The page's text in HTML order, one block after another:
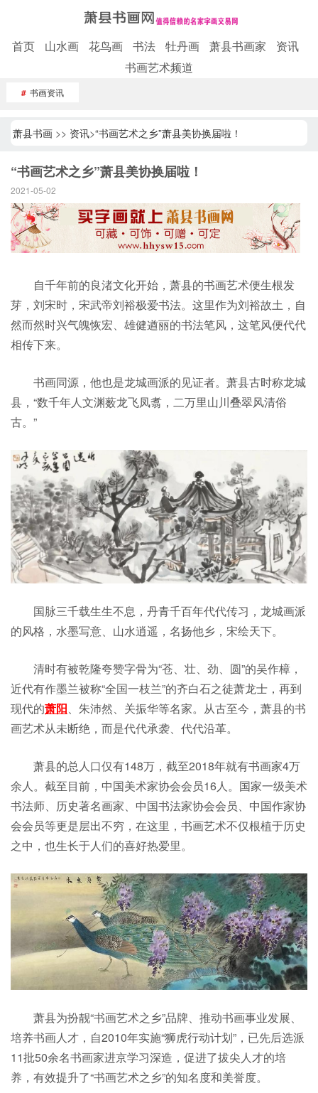
首页 山水画 花鸟画 书法 牡丹画 萧县书画家
资讯
书画艺术频道
# 书画资讯
萧县书画>> 资讯>“书画艺术之乡”萧县美协换届啦！
“书画艺术之乡”萧县美协换届啦！
2021-05-02
自千年前的良渚文化开始，萧县的书画艺术便生根发
芽，刘宋时，宋武帝刘裕极爱书法。这里作为刘裕故土，自
然而然时兴气魄恢宏、雄健遒丽的书法笔风，这笔风便代代
相传下来。
书画同源，他也是龙城画派的见证者。萧县古时称龙城
县，“数千年人文渊薮龙飞凤翥，二万里山川叠翠风清俗
古。”
国脉三千载生生不息，丹青千百年代代传习，龙城画派
的风格，水墨写意、山水逍遥，名扬他乡，宋绘天下。
清时有被乾隆夸赞字骨为“苍、壮、劲、圆”的吴作樟，
近代有作墨兰被称“全国一枝兰”的齐白石之徒萧龙士，再到
现代的萧阳、朱沛然、关振华等名家。从古至今，萧县的书
画艺术从未断绝，而是代代承袭、代代沿革。
萧县的总人口仅有148万，截至2018年就有书画家4万
余人。截至目前，中国美术家协会会员16人。国家一级美术
书法师、历史著名画家、中国书法家协会会员、中国作家协
会会员等更是层出不穷，在这里，书画艺术不仅根植于历史
之中，也生长于人们的喜好热爱里。
萧县为扮靓“书画艺术之乡”品牌、推动书画事业发展、
培养书画人才，自2010年实施“狮虎行动计划”，已先后选派
11批50余名书画家进京学习深造，促进了拔尖人才的培
养，有效提升了“书画艺术之乡”的知名度和美誉度。